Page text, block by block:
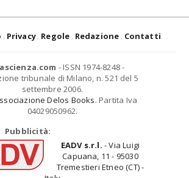
Privacy Regole Redazione Contatti
- ISSN 1974-8248 -
tribunale di Milano, n. 521 del 5
settembre 2006.
Delos Books. Partita Iva
04029050962.
Pubblicità:
EADV s.r.l. - Via Luigi
Capuana, 11 - 95030
Tremestieri Etneo (CT) -